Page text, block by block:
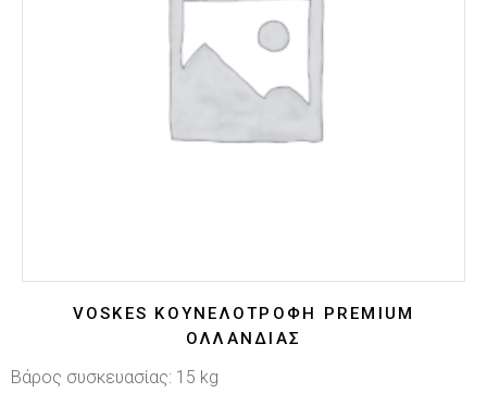
VOSKES ΚΟΥΝΕΛΟΤΡΟΦΉ PREMIUM
ΟΛΛΑΝΔΊΑΣ
Βάρος συσκευασίας: 15 kg